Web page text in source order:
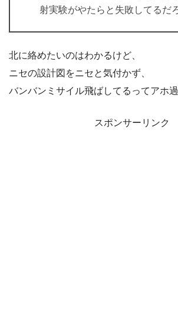
射実験がやたらと失敗してるだろ
北に絡めたいのはわかるけど、
ニセの設計図をニセと気付かず、
バンバンミサイル飛ばしてるってアホ
スポンサーリンク